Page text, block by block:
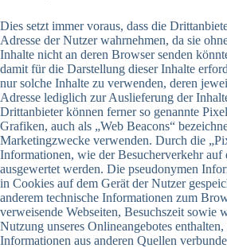
Dies setzt immer voraus, dass die
Adresse der Nutzer wahrnehmen, da sie
Inhalte nicht an deren Browser senden
damit für die Darstellung dieser Inhalte
nur solche Inhalte zu verwenden, deren
Adresse lediglich zur Auslieferung der
Drittanbieter können ferner so genannte
Grafiken, auch als „Web Beacons“
Marketingzwecke verwenden. Durch die
Informationen, wie der Besucherverkehr auf
ausgewertet werden. Die pseudonymen
in Cookies auf dem Gerät der Nutzer
anderem technische Informationen zum
verweisende Webseiten, Besuchszeit sowie
Nutzung unseres Onlineangebotes
Informationen aus anderen Quellen